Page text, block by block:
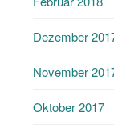
Dezember
November
Oktober 2017